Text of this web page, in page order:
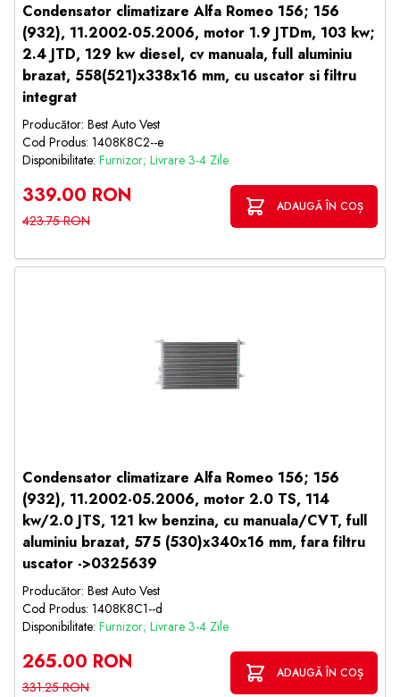
Condensator climatizare Alfa Romeo 156; 156
(932), 11.2002-05.2006, motor 1.9 JTDm, 103 kw;
2.4 JTD, 129 kw diesel, cv manuala, full aluminiu
brazat, 558(521)x338x16 mm, cu uscator si filtru
integrat
Producător: Best Auto Vest
Cod Produs: 1408K8C2--e
Disponibilitate: Furnizor; Livrare 3-4 Zile
339.00 RON
423.75 RON
ADAUGĂ ÎN COȘ
Condensator climatizare Alfa Romeo 156; 156
(932), 11.2002-05.2006, motor 2.0 TS, 114
kw/2.0 JTS, 121 kw benzina, cu manuala/CVT, full
aluminiu brazat, 575 (530)x340x16 mm, fara filtru
uscator ->0325639
Producător: Best Auto Vest
Cod Produs: 1408K8C1--d
Disponibilitate: Furnizor; Livrare 3-4 Zile
265.00 RON
331.25 RON
ADAUGĂ ÎN COȘ